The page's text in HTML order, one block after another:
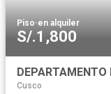
Piso·en alquiler
S/.1,800
Cusco